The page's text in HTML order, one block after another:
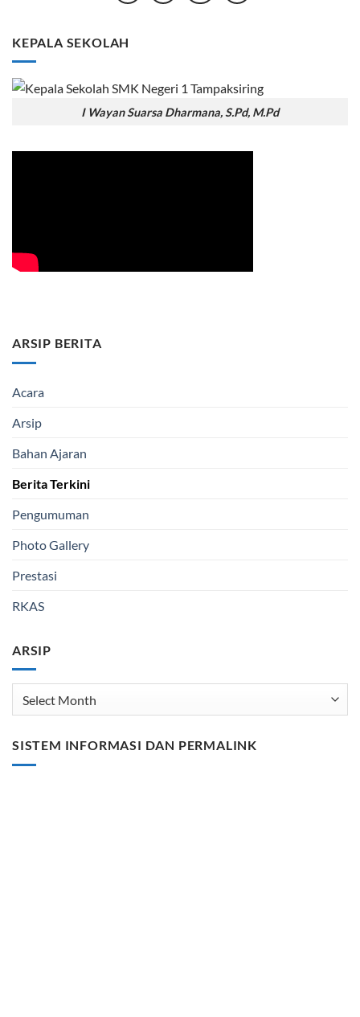
KEPALA SEKOLAH
I Wayan Suarsa Dharmana, S.Pd, M.Pd
ARSIP BERITA
Acara
Arsip
Bahan Ajaran
Berita Terkini
Pengumuman
Photo Gallery
Prestasi
RKAS
ARSIP
SISTEM INFORMASI DAN PERMALINK